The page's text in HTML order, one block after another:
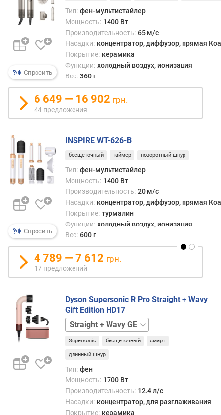
к
о
ц
е
т
р
т
р
д
и
ф
у
з
о
щ
е
т
к
а
п
р
я
м
а
н
а
Спросить
Тип: фен-мультистайлер
Мощность: 1400 Вт
Производительность: 65 м/с
Насадки: концентратор, диффузор, прямая
Покрытие: керамика
Функции: холодный воздух, ионизация
Вес: 360 г
6 649 — 16 902 грн.
44 предложения
Спросить
INSPIRE WT-626-B
бесщеточный таймер поворотный шнур
Тип: фен-мультистайлер
Мощность: 1400 Вт
Производительность: 20 м/с
Насадки: концентратор, диффузор, прямая
Покрытие: турмалин
Функции: холодный воздух, ионизация
Вес: 600 г
4 789 — 7 612 грн.
17 предложений
Dyson Supersonic R Pro Straight + Wavy
Gift Edition HD17
Basic
Supersonic бесщеточный смарт
длинный шнур
Тип: фен
Мощность: 1700 Вт
Производительность: 12.4 л/с
Насадки: концентратор, для разглаживания
Покрытие: керамика